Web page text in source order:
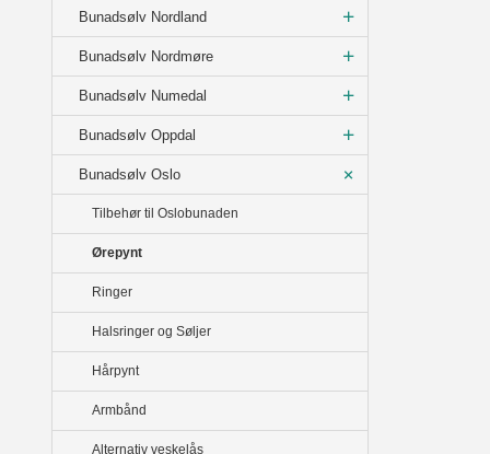
Bunadsølv Nordland
Bunadsølv Nordmøre
Bunadsølv Numedal
Bunadsølv Oppdal
Bunadsølv Oslo
Tilbehør til Oslobunaden
Ørepynt
Ringer
Halsringer og Søljer
Hårpynt
Armbånd
Alternativ veskelås